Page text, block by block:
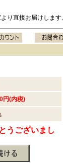
り直接お届けします
円(内税)
うございまし